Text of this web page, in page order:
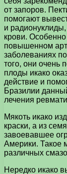
от запоров.
помогают
и радионуклиды,
крови.
повышенном
заболеваниях
того, они очень
плоды икако
действие и
Бразилии
лечения
Мякоть икако
краски, а из
завоевавшее
Америки. Такое
различных
Нередко икако